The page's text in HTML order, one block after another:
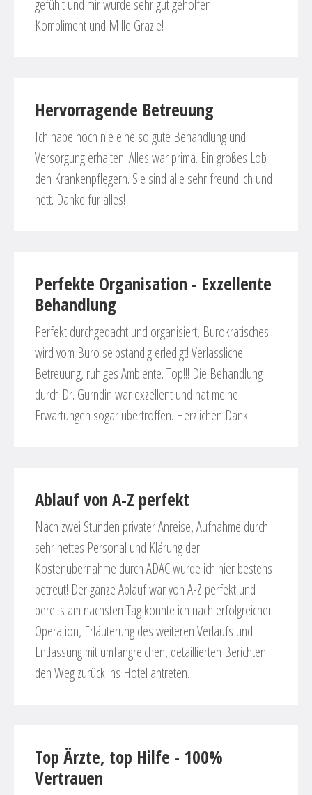
gefühlt und mir wurde sehr gut geholfen.
Kompliment und Mille Grazie!
Hervorragende Betreuung
Ich habe noch nie eine so gute Behandlung und
Versorgung erhalten. Alles war prima. Ein großes Lob
den Krankenpflegern. Sie sind alle sehr freundlich und
nett. Danke für alles!
Perfekte Organisation - Exzellente
Behandlung
Perfekt durchgedacht und organisiert, Burokratisches
wird vom Büro selbständig erledigt! Verlässliche
Betreuung, ruhiges Ambiente. Top!!! Die Behandlung
durch Dr. Gurndin war exzellent und hat meine
Erwartungen sogar übertroffen. Herzlichen Dank.
Ablauf von A-Z perfekt
Nach zwei Stunden privater Anreise, Aufnahme durch
sehr nettes Personal und Klärung der
Kostenübernahme durch ADAC wurde ich hier bestens
betreut! Der ganze Ablauf war von A-Z perfekt und
bereits am nächsten Tag konnte ich nach erfolgreicher
Operation, Erläuterung des weiteren Verlaufs und
Entlassung mit umfangreichen, detaillierten Berichten
den Weg zurück ins Hotel antreten.
Top Ärzte, top Hilfe - 100%
Vertrauen